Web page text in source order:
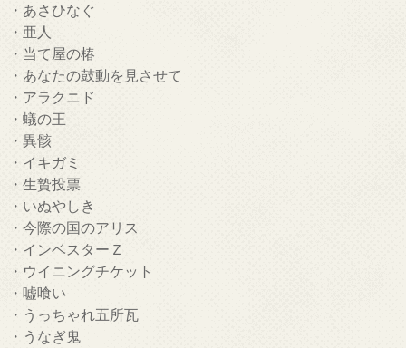
・あさひなぐ
・亜人
・当て屋の椿
・あなたの鼓動を見させて
・アラクニド
・蟻の王
・異骸
・イキガミ
・生贄投票
・いぬやしき
・今際の国のアリス
・インベスターＺ
・ウイニングチケット
・嘘喰い
・うっちゃれ五所瓦
・うなぎ鬼